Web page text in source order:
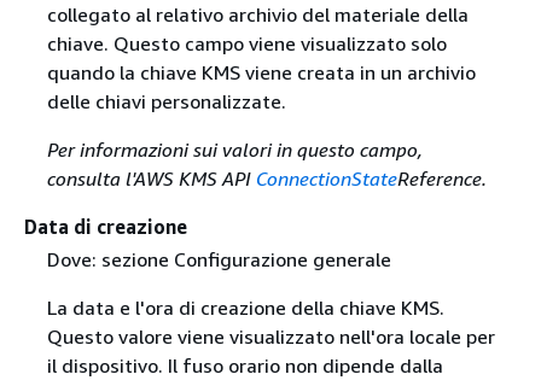
collegato al relativo archivio del materiale della
chiave. Questo campo viene visualizzato solo
quando la chiave KMS viene creata in un archivio
delle chiavi personalizzate.
Per informazioni sui valori in questo campo,
consulta l'AWS KMS API ConnectionStateReference.
Data di creazione
Dove: sezione Configurazione generale
La data e l'ora di creazione della chiave KMS.
Questo valore viene visualizzato nell'ora locale per
il dispositivo. Il fuso orario non dipende dalla